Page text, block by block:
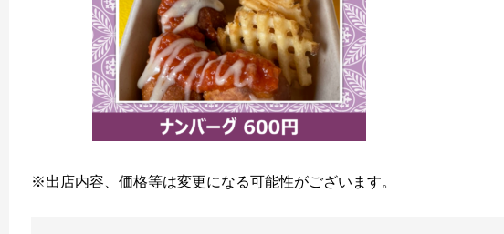
※出店内容、価格等は変更になる可能性がございます。